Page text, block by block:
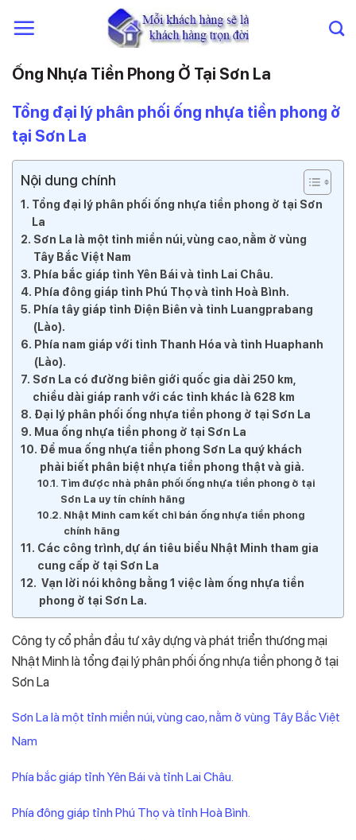
đến
dungỐng Nhựa Tiền Phong Ở Tại Sơn La
Tổng đại lý phân phối ống nhựa tiền phong ở
tại Sơn La
Nội dung chính
Tổng đại lý phân phối ống nhựa tiền phong ở tại Sơn
La
Sơn La là một tỉnh miền núi, vùng cao, nằm ở vùng
Tây Bắc Việt Nam
Phía bắc giáp tỉnh Yên Bái và tỉnh Lai Châu.
Phía đông giáp tỉnh Phú Thọ và tỉnh Hoà Bình.
Phía tây giáp tỉnh Điện Biên và tỉnh Luangprabang
(Lào).
Phía nam giáp với tỉnh Thanh Hóa và tỉnh Huaphanh
(Lào).
Sơn La có đường biên giới quốc gia dài 250 km,
chiều dài giáp ranh với các tỉnh khác là 628 km
Đại lý phân phối ống nhựa tiền phong ở tại Sơn La
Mua ống nhựa tiền phong ở tại Sơn La
Để mua ống nhựa tiền phong Sơn La quý khách
phải biết phân biệt nhựa tiền phong thật và giả.
Tìm được nhà phân phối ống nhựa tiền phong ở tại
Sơn La uy tín chính hãng
Nhật Minh cam kết chỉ bán ống nhựa tiền phong
chính hãng
Các công trình, dự án tiêu biểu Nhật Minh tham gia
cung cấp ở tại Sơn La
Vạn lời nói không bằng 1 việc làm ống nhựa tiền
phong ở tại Sơn La.
Công ty cổ phần đầu tư xây dựng và phát triển thương mại
Nhật Minh là tổng đại lý phân phối ống nhựa tiền phong ở tại
Sơn La
Sơn La là một tỉnh miền núi, vùng cao, nằm ở vùng Tây Bắc Việt
Nam
Phía bắc giáp tỉnh Yên Bái và tỉnh Lai Châu.
Phía đông giáp tỉnh Phú Thọ và tỉnh Hoà Bình.